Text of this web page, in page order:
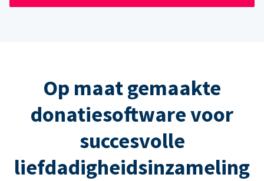
Op maat gemaakte
donatiesoftware voor
succesvolle
liefdadigheidsinzameling